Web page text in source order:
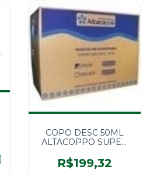
COPO DESC 50ML
ALTACOPPO SUPER
UNID.
R$199,32